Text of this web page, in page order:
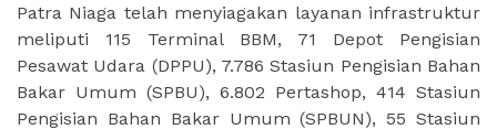
Patra Niaga telah menyiagakan layanan infrastruktur
meliputi 115 Terminal BBM, 71 Depot Pengisian
Pesawat Udara (DPPU), 7.786 Stasiun Pengisian Bahan
Bakar Umum (SPBU), 6.802 Pertashop, 414 Stasiun
Pengisian Bahan Bakar Umum (SPBUN), 55 Stasiun